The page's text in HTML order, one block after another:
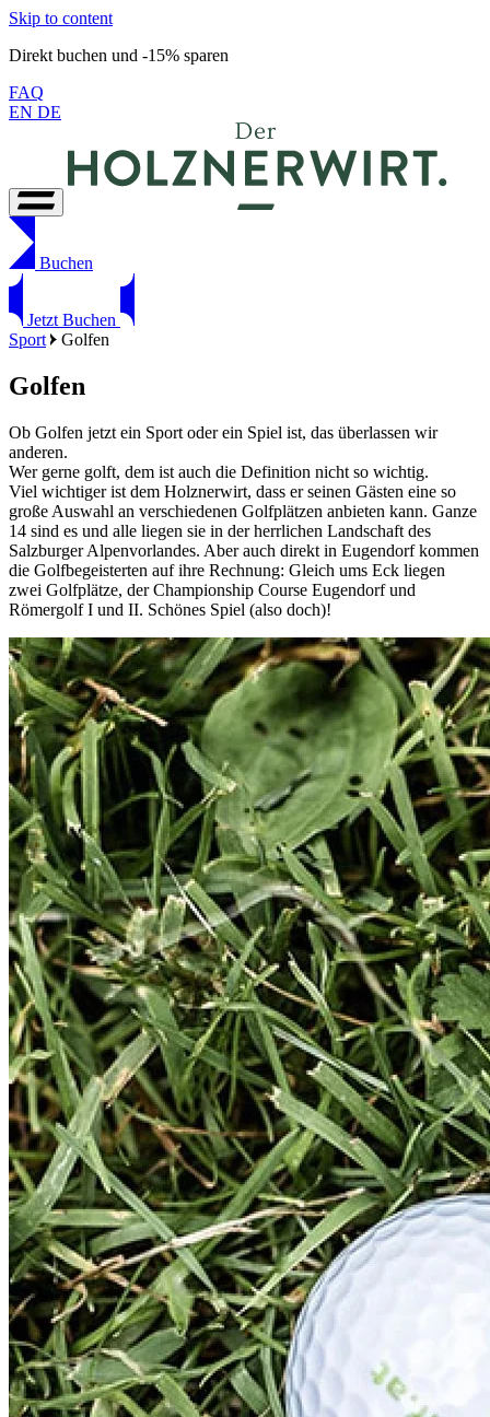
Skip to content
Direkt buchen und -15% sparen
FAQ
EN DE
Buchen
Jetzt Buchen
Sport
Golfen
Golfen
Ob Golfen jetzt ein Sport oder ein Spiel ist, das überlassen wir
anderen.
Wer gerne golft, dem ist auch die Definition nicht so wichtig.
Viel wichtiger ist dem Holznerwirt, dass er seinen Gästen eine so
große Auswahl an verschiedenen Golfplätzen anbieten kann. Ganze
14 sind es und alle liegen sie in der herrlichen Landschaft des
Salzburger Alpenvorlandes. Aber auch direkt in Eugendorf kommen
die Golfbegeisterten auf ihre Rechnung: Gleich ums Eck liegen
zwei Golfplätze, der Championship Course Eugendorf und
Römergolf I und II. Schönes Spiel (also doch)!